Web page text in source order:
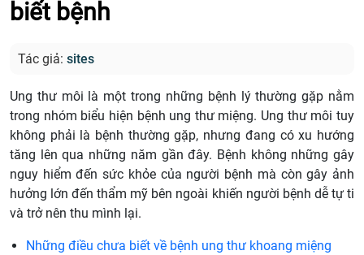
biết bệnh
Tác giả: sites
Ung thư môi là một trong những bệnh lý thường gặp nằm
trong nhóm biểu hiện bệnh ung thư miệng. Ung thư môi tuy
không phải là bệnh thường gặp, nhưng đang có xu hướng
tăng lên qua những năm gần đây. Bệnh không những gây
nguy hiểm đến sức khỏe của người bệnh mà còn gây ảnh
hưởng lớn đến thẩm mỹ bên ngoài khiến người bệnh dễ tự ti
và trở nên thu mình lại.
Những điều chưa biết về bệnh ung thư khoang miệng